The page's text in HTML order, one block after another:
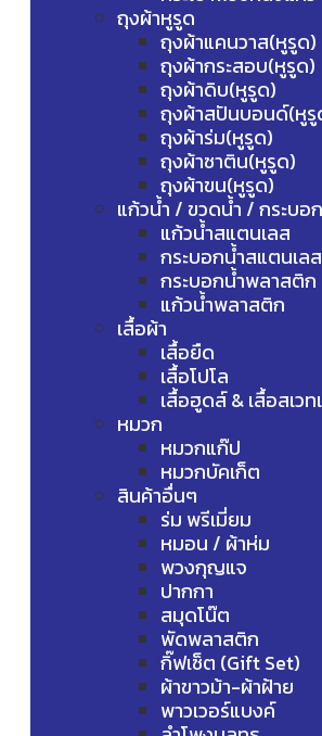
ถุงผ้าหูรูด
ถุงผ้าแคนวาส(หูรูด)
ถุงผ้ากระสอบ(หูรูด)
ถุงผ้าดิบ(หูรูด)
ถุงผ้าสปันบอนด์(หูรู
ถุงผ้าร่ม(หูรูด)
ถุงผ้าซาติน(หูรูด)
ถุงผ้าขน(หูรูด)
แก้วน้ำ / ขวดน้ำ / กระบอ
แก้วน้ำสแตนเลส
กระบอกน้ำสแตนเลส
กระบอกน้ำพลาสติก
แก้วน้ำพลาสติก
เสื้อผ้า
เสื้อยืด
เสื้อโปโล
เสื้อฮูดส์ & เสื้อสเวท
หมวก
หมวกแก๊ป
หมวกบัคเก็ต
สินค้าอื่นๆ
ร่ม พรีเมี่ยม
หมอน / ผ้าห่ม
พวงกุญแจ
ปากกา
สมุดโน๊ต
พัดพลาสติก
กิ๊ฟเซ็ต (Gift Set)
ผ้าขาวม้า-ผ้าฝ้าย
พาวเวอร์แบงค์